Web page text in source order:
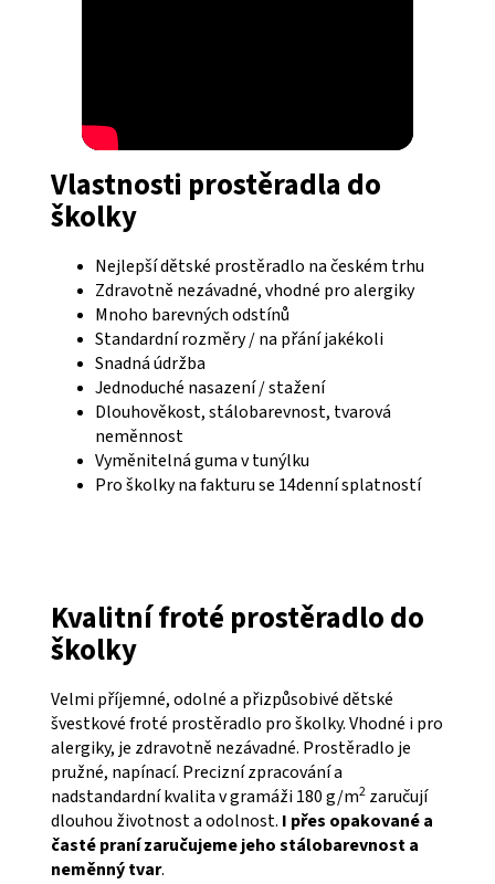
Vlastnosti prostěradla do
školky
Nejlepší dětské prostěradlo na českém trhu
Zdravotně nezávadné, vhodné pro alergiky
Mnoho barevných odstínů
Standardní rozměry / na přání jakékoli
Snadná údržba
Jednoduché nasazení / stažení
Dlouhověkost, stálobarevnost, tvarová
neměnnost
Vyměnitelná guma v tunýlku
Pro školky na fakturu se 14denní splatností
Kvalitní froté prostěradlo do
školky
Velmi příjemné, odolné a přizpůsobivé dětské
švestkové froté prostěradlo pro školky. Vhodné i pro
alergiky, je zdravotně nezávadné. Prostěradlo je
pružné, napínací. Precizní zpracování a
nadstandardní kvalita v gramáži 180 g/m2 zaručují
dlouhou životnost a odolnost. I přes opakované a
časté praní zaručujeme jeho stálobarevnost a
neměnný tvar.